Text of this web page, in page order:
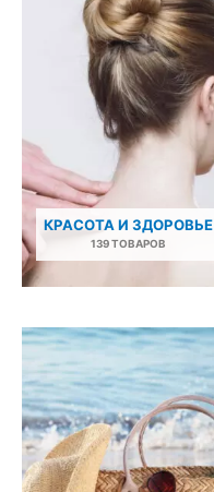
КРАСОТА И ЗДОРОВЬЕ
139 ТОВАРОВ